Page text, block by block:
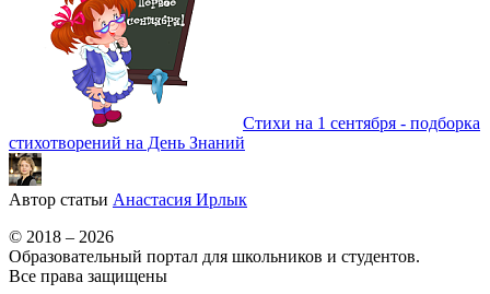
Стихи на 1 сентября - подборка
стихотворений на День Знаний
Автор статьи Анастасия Ирлык
© 2018 – 2026
Образовательный портал для школьников и студентов.
Все права защищены